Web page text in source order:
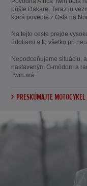
púšte Dakare. Teraz ju
ktorá povedie z Osla na
Na tejto ceste prejde
údoliami a to všetko pri
Nepodceňujeme situáciu,
nastaveným G-módom a
Twin má.
PRESKÚMAJTE